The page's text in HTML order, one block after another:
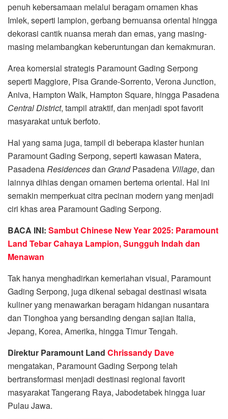
penuh kebersamaan melalui beragam ornamen khas
Imlek, seperti lampion, gerbang bernuansa oriental hingga
dekorasi cantik nuansa merah dan emas, yang masing-
masing melambangkan keberuntungan dan kemakmuran.
Area komersial strategis Paramount Gading Serpong
seperti Maggiore, Pisa Grande-Sorrento, Verona Junction,
Aniva, Hampton Walk, Hampton Square, hingga Pasadena
Central District, tampil atraktif, dan menjadi spot favorit
masyarakat untuk berfoto.
Hal yang sama juga, tampil di beberapa klaster hunian
Paramount Gading Serpong, seperti kawasan Matera,
PasadenaResidencesdan GrandPasadena Village, dan
lainnya dihias dengan ornamen bertema oriental. Hal ini
semakin memperkuat citra pecinan modern yang menjadi
ciri khas area Paramount Gading Serpong.
BACA INI: Sambut Chinese New Year 2025: Paramount
Land Tebar Cahaya Lampion, Sungguh Indah dan
Menawan
Tak hanya menghadirkan kemeriahan visual, Paramount
Gading Serpong, juga dikenal sebagai destinasi wisata
kuliner yang menawarkan beragam hidangan nusantara
dan Tionghoa yang bersanding dengan sajian Italia,
Jepang, Korea, Amerika, hingga Timur Tengah.
Direktur Paramount Land Chrissandy Dave
mengatakan, Paramount Gading Serpong telah
bertransformasi menjadi destinasi regional favorit
masyarakat Tangerang Raya, Jabodetabek hingga luar
Pulau Jawa.